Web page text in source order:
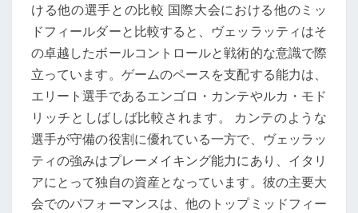
ける他の選手との比較 国際大会における他のミッ
ドフィールダーと比較すると、ヴェッラッティはそ
の卓越したボールコントロールと戦術的な意識で際
立っています。ゲームのペースを支配する能力は、
エリート選手であるエンゴロ・カンテやルカ・モド
リッチとしばしば比較されます。 カンテのような
選手が守備の役割に優れている一方で、ヴェッラッ
ティの強みはプレーメイキング能力にあり、イタリ
アにとって独自の資産となっています。彼の主要大
会でのパフォーマンスは、他のトップミッドフィー